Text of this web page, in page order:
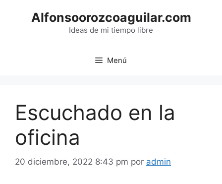
Alfonsoorozcoaguilar.com
Ideas de mi tiempo libre
Menú
Escuchado en la
oficina
20 diciembre, 2022 8:43 pm por admin